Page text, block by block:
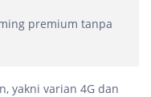
premium tanpa
yakni varian 4G dan